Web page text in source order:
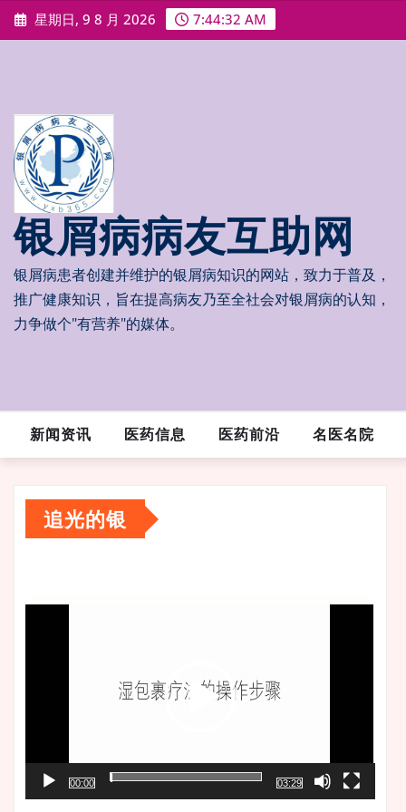
Skip
to
星期日, 9 8 月 2026 7:44:33 AM
银屑病病友互助网
银屑病患者创建并维护的银屑病知识的网站，致力于普及，
推广健康知识，旨在提高病友乃至全社会对银屑病的认知，
力争做个"有营养"的媒体。
新闻资讯 医药信息 医药前沿 名医名院
追光的银
频
00:00 03:29